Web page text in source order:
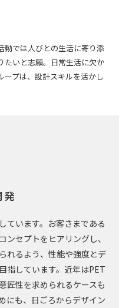
動では人びとの生活に寄り添
たいと志願。日常生活に欠か
プは、設計スキルを活かし
発
ています。お客さまである
セプトをヒアリングし、
れるよう、性能や強度とデ
指しています。近年はPET
匠性を求められるケースも
にも、日ごろからデザイン
かり！
覧